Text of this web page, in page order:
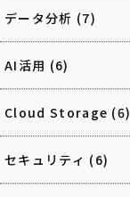
データ分析 (7)
AI活用 (6)
Cloud Storage (6)
セキュリティ (6)